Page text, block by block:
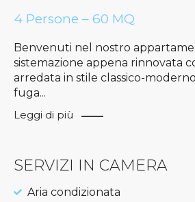
4 Persone – 60 MQ
Benvenuti nel nostro
sistemazione appena rinnovata
arredata in stile classico-
fuga...
Leggi di più
SERVIZI IN CAMERA
Aria condizionata